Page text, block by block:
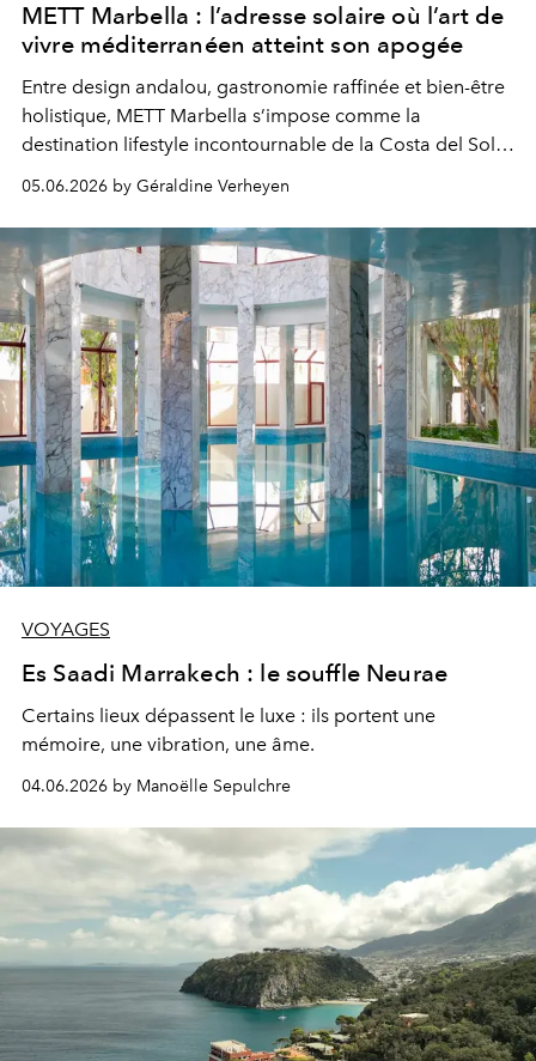
METT Marbella : l’adresse solaire où l’art de
vivre méditerranéen atteint son apogée
Entre design andalou, gastronomie raffinée et bien-être
holistique, METT Marbella s’impose comme la
destination lifestyle incontournable de la Costa del Sol
pour 2026.
05.06.2026 by Géraldine Verheyen
VOYAGES
Es Saadi Marrakech : le souffle Neurae
Certains lieux dépassent le luxe : ils portent une
mémoire, une vibration, une âme.
04.06.2026 by Manoëlle Sepulchre